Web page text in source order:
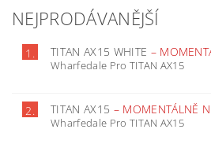
NEJPRODÁVANĚJŠÍ
1. TITAN AX15 WHITE –
Wharfedale Pro TITAN AX15
2. TITAN AX15 – MOMENTÁLNĚ
Wharfedale Pro TITAN AX15